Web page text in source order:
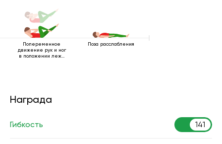
Попеременное
движение рук и ног
в положении лежа
Поза расслабления
Награда
Гибкость 141